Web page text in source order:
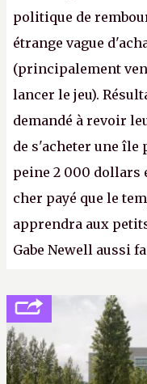
politique de
étrange vague
(principalement
lancer le jeu).
demandé à revoir
de s'acheter une île
peine 2 000 dollars
cher payé que le
apprendra aux
Gabe Newell aussi